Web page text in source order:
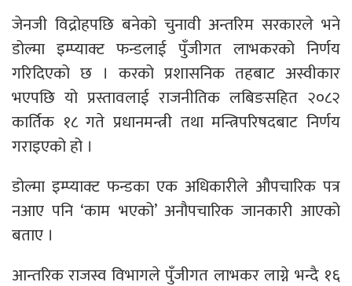
जेनजी विद्रोहपछि बनेको चुनावी अन्तरिम सरकारले भने
डोल्मा इम्प्याक्ट फन्डलाई पुँजीगत लाभकरको निर्णय
गरिदिएको छ । करको प्रशासनिक तहबाट अस्वीकार
भएपछि यो प्रस्तावलाई राजनीतिक लबिङसहित २०८२
कार्तिक १८ गते प्रधानमन्त्री तथा मन्त्रिपरिषदबाट निर्णय
गराइएको हो ।
डोल्मा इम्प्याक्ट फन्डका एक अधिकारीले औपचारिक पत्र
नआए पनि ‘काम भएको’ अनौपचारिक जानकारी आएको
बताए ।
आन्तरिक राजस्व विभागले पुँजीगत लाभकर लाग्ने भन्दै १६